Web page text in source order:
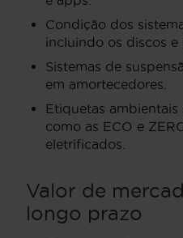
Condição dos
incluindo os discos e
Sistemas de
em amortecedores.
Etiquetas
como as ECO e
eletrificados.
Valor de
longo prazo